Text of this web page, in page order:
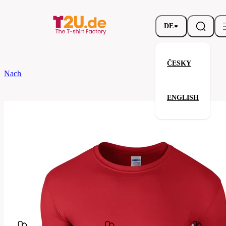
DE
ČESKY
ENGLISH
Nach dem Brand
Parameter
Gildan
Code
Verwandte Produkte